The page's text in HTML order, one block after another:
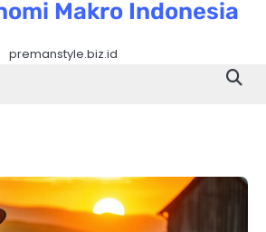
Makro Indonesia
premanstyle.biz.id